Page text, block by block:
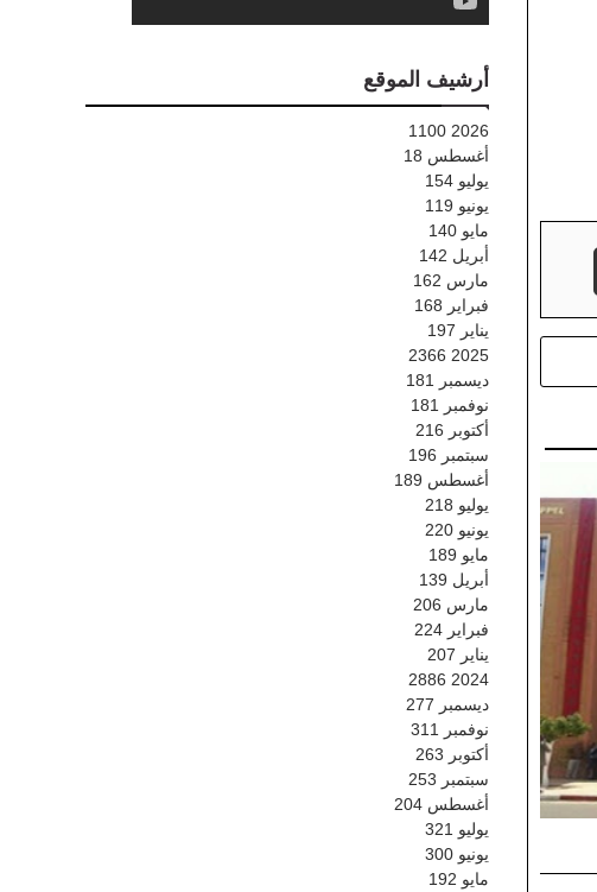
أرشيف الموقع
2026
1100
أغسطس 18
يوليو 154
يونيو 119
مايو 140
أبريل 142
مارس 162
فبراير 168
يناير 197
2025
2366
ديسمبر
181
نوفمبر
181
أكتوبر 216
سبتمبر 196
أغسطس 189
يوليو 218
يونيو 220
مايو 189
أبريل 139
مارس 206
فبراير 224
يناير 207
2024
2886
ديسمبر 277
نوفمبر
311
أكتوبر 263
سبتمبر 253
أغسطس 204
يوليو 321
يونيو 300
مايو 192